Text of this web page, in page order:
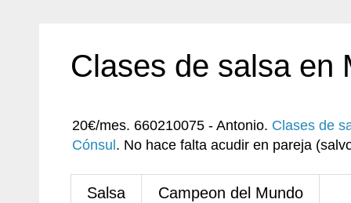
Clases de salsa en
20€/mes. 660210075 - Antonio. Clases de
Cónsul . No hace falta acudir en pareja
Salsa Campeon del Mundo